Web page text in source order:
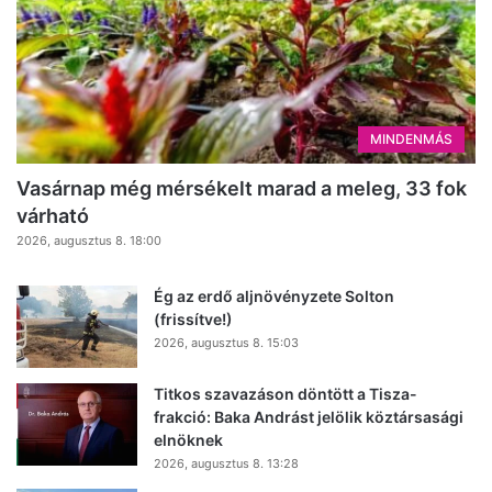
MINDENMÁS
Vasárnap még mérsékelt marad a meleg, 33 fok
várható
2026, augusztus 8. 18:00
Ég az erdő aljnövényzete Solton
(frissítve!)
2026, augusztus 8. 15:03
Titkos szavazáson döntött a Tisza-
frakció: Baka Andrást jelölik köztársasági
elnöknek
2026, augusztus 8. 13:28